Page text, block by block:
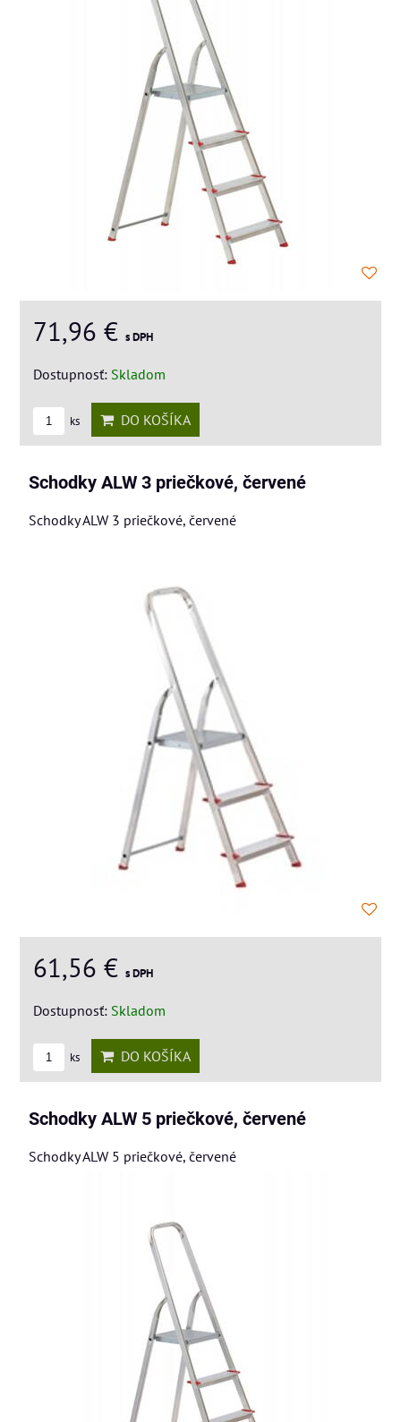
71,96 € s DPH
Dostupnosť: Skladom
ks DO KOŠÍKA
Schodky ALW 3 priečkové, červené
Schodky ALW 3 priečkové, červené
61,56 € s DPH
Dostupnosť: Skladom
ks DO KOŠÍKA
Schodky ALW 5 priečkové, červené
Schodky ALW 5 priečkové, červené